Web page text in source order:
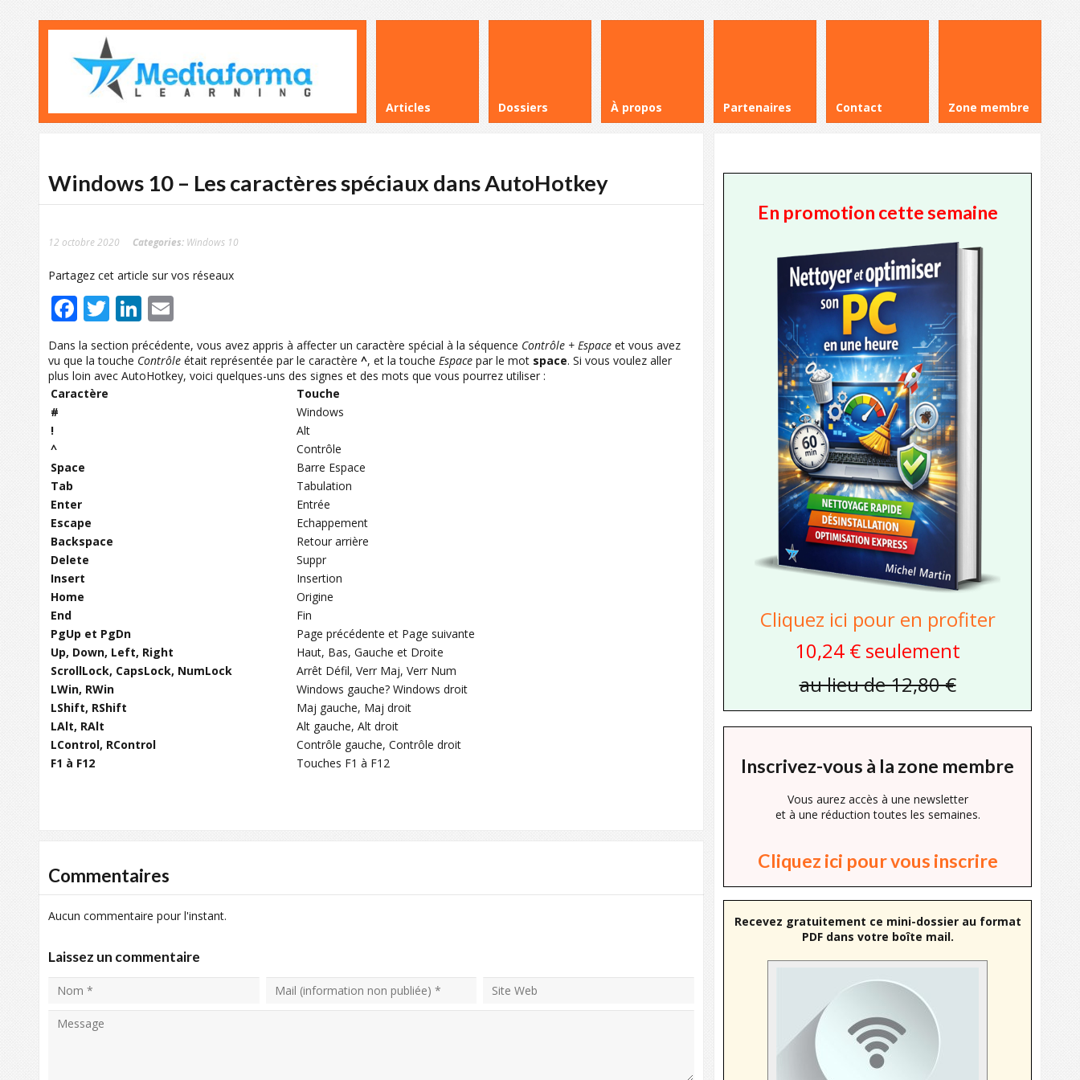
Articles Dossiers À propos Partenaires Contact Zone membre
Windows 10 – Les caractères spéciaux dans AutoHotkey
12 octobre 2020 Categories: Windows 10
Partagez cet article sur vos réseaux
Facebook
TwitterLinkedIn
Dans la section précédente, vous avez appris à affecter un caractère spécial à la séquence Contrôle + Espace et vous avez
vu que la touche Contrôle était représentée par le caractère ^, et la touche Espace par le mot space. Si vous voulez aller
plus loin avec AutoHotkey, voici quelques-uns des signes et des mots que vous pourrez utiliser :
Caractère
Touche
#
Windows
!
Alt
^
Contrôle
Space
Barre Espace
Tab
Tabulation
Enter
Entrée
Escape
Echappement
Backspace
Retour arrière
Delete
Suppr
Insert
Insertion
Home
Origine
End
Fin
PgUp et PgDn
Page précédente et Page suivante
Up, Down, Left, Right
Haut, Bas, Gauche et Droite
ScrollLock, CapsLock, NumLock
Arrêt Défil, Verr Maj, Verr Num
LWin, RWin
Windows gauche? Windows droit
LShift, RShift
Maj gauche, Maj droit
LAlt, RAlt
Alt gauche, Alt droit
LControl, RControl
Contrôle gauche, Contrôle droit
F1 à F12
Touches F1 à F12
Commentaires
Aucun commentaire pour l'instant.
Laissez un commentaire
En promotion cette semaine
Cliquez ici pour en profiter
10,24 € seulement
au lieu de 12,80 €
Inscrivez-vous à la zone membre
Vous aurez accès à une newsletter
et à une réduction toutes les semaines.
Cliquez ici pour vous inscrire
Recevez gratuitement ce mini-dossier au format
PDF dans votre boîte mail.